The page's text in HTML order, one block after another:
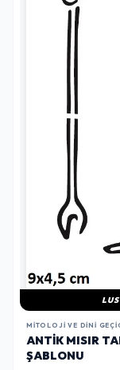
MITOLOJI VE DINI
ANTIK MISIR
ŞABLONU